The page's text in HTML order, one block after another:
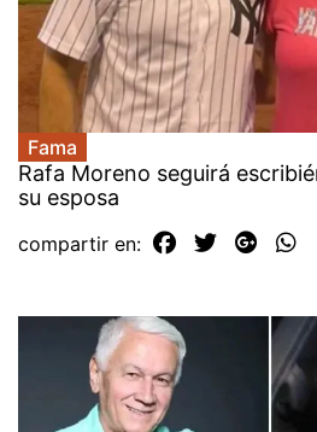
Fama
Rafa Moreno seguirá
su esposa
compartir en: